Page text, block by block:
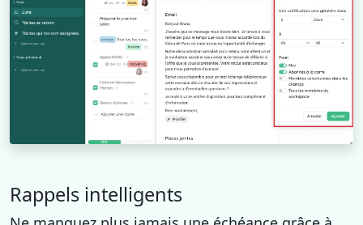
Rappels intelligents